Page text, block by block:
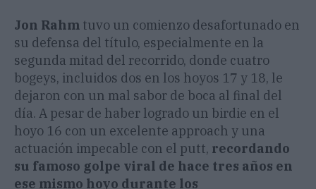
Jon Rahm tuvo un comienzo desafortunado en
su defensa del título, especialmente en la
segunda mitad del recorrido, donde cuatro
bogeys, incluidos dos en los hoyos 17 y 18, le
dejaron con un mal sabor de boca al final del
día. A pesar de haber logrado un birdie en el
hoyo 16 con un excelente approach y una
actuación impecable con el putt, recordando
su famoso golpe viral de hace tres años en
ese mismo hoyo durante los